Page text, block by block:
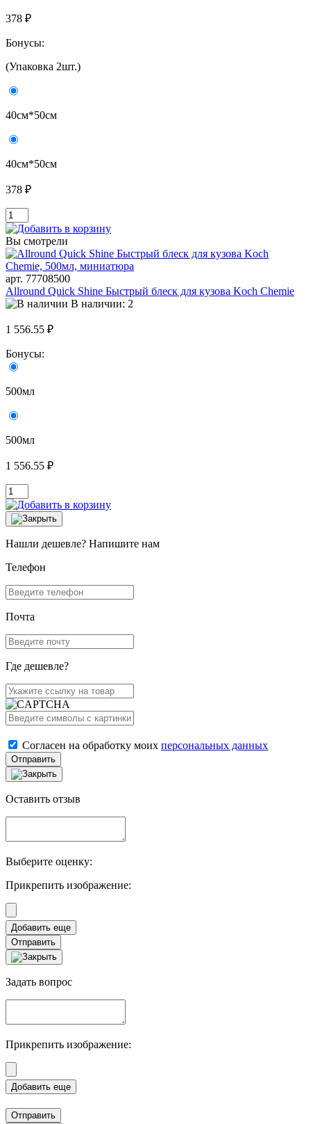
378 ₽
Бонусы:
(Упаковка 2шт.)
40см*50см
40см*50см
378 ₽
Вы смотрели
арт. 77708500
Allround Quick Shine Быстрый блеск для кузова Koch Chemie
В наличии: 2
1 556.55 ₽
Бонусы:
500мл
500мл
1 556.55 ₽
Нашли дешевле? Напишите нам
Телефон
Почта
Где дешевле?
Согласен на обработку моих персональных данных
Отправить
Оставить отзыв
Выберите оценку:
Прикрепить изображение:
Отправить
Задать вопрос
Прикрепить изображение:
Отправить